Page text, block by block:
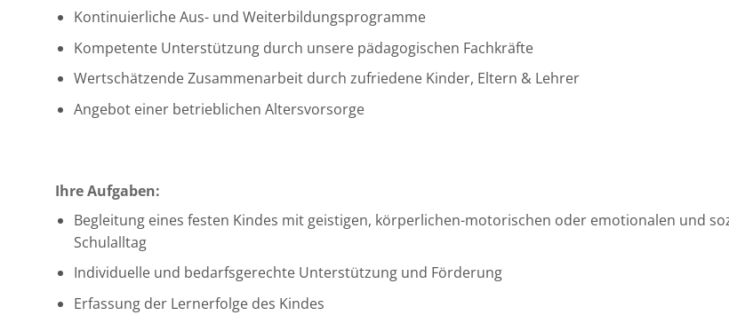
Kontinuierliche Aus- und Weiterbildungsprogramme
Kompetente Unterstützung durch unsere pädagogischen Fachkräfte
Wertschätzende Zusammenarbeit durch zufriedene Kinder, Eltern & Lehrer
Angebot einer betrieblichen Altersvorsorge
Ihre Aufgaben:
Begleitung eines festen Kindes mit geistigen, körperlichen-motorischen oder emotionalen und
Schulalltag
Individuelle und bedarfsgerechte Unterstützung und Förderung
Erfassung der Lernerfolge des Kindes